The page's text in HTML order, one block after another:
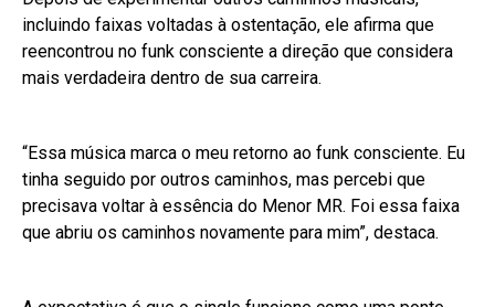
incluindo faixas voltadas à ostentação, ele afirma que
reencontrou no funk consciente a direção que considera
mais verdadeira dentro de sua carreira.
“Essa música marca o meu retorno ao funk consciente. Eu
tinha seguido por outros caminhos, mas percebi que
precisava voltar à essência do Menor MR. Foi essa faixa
que abriu os caminhos novamente para mim”, destaca.